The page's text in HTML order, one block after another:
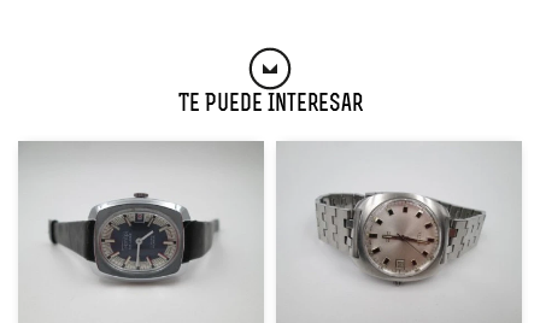
Te Puede Interesar